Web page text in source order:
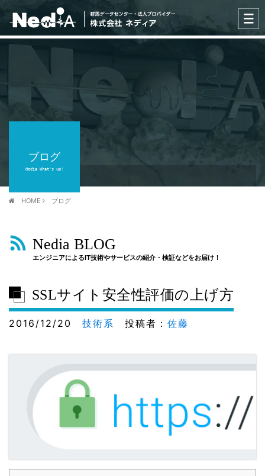
ブログ
Nedia What's up!
HOME ブログ
Nedia BLOG
エンジニアによるIT技術やサービスの紹介・検証などをお届け！
SSLサイト安全性評価の上げ方
2016/12/20 技術系 投稿者： 佐藤